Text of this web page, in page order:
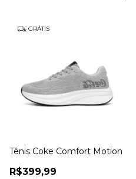
GRÁTIS
Tênis Coke Comfort Motion
R$399,99